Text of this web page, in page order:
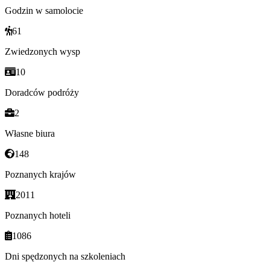
Godzin w samolocie
61
Zwiedzonych wysp
10
Doradców podróży
2
Własne biura
148
Poznanych krajów
2011
Poznanych hoteli
1086
Dni spędzonych na szkoleniach